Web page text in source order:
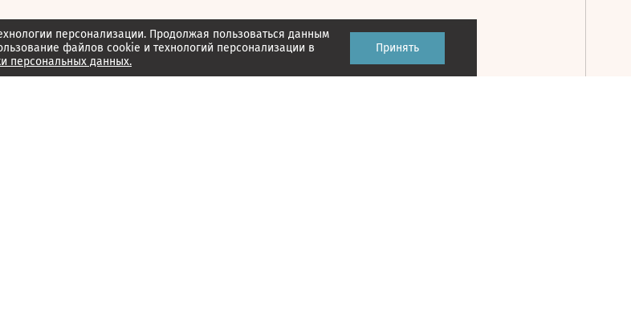
персонализации. Продолжая пользоваться данным
файлов cookie и технологий персонализации в
персональных данных.
Принять